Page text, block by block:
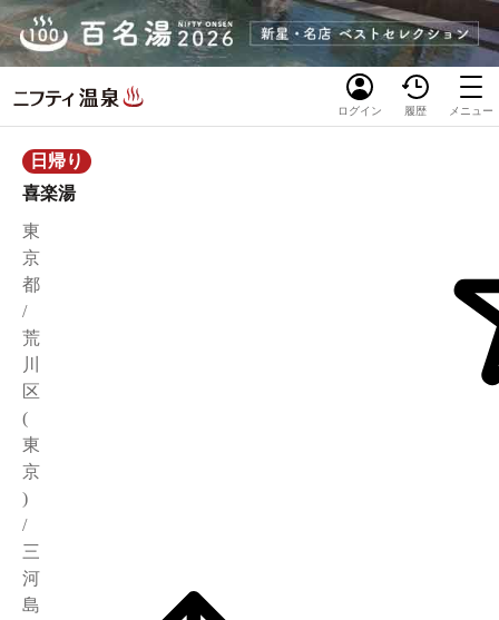
ログイン 履歴 メニュー
日帰り
喜楽湯
東
京
都
/
荒
川
区
(
東
京
)
/
三
河
島